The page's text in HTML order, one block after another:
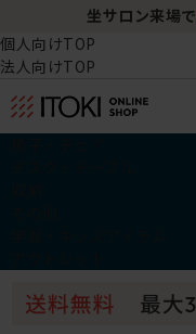
坐サロン来場で
個人向けTOP
法人向けTOP